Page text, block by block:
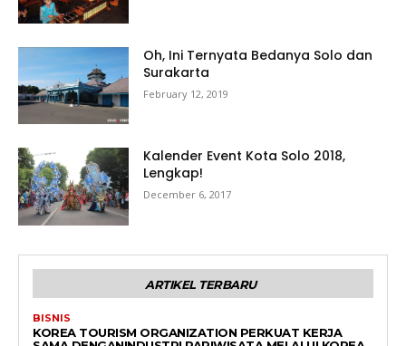
Oh, Ini Ternyata Bedanya Solo dan
Surakarta
February 12, 2019
Kalender Event Kota Solo 2018,
Lengkap!
December 6, 2017
ARTIKEL TERBARU
BISNIS
KOREA TOURISM ORGANIZATION PERKUAT KERJA